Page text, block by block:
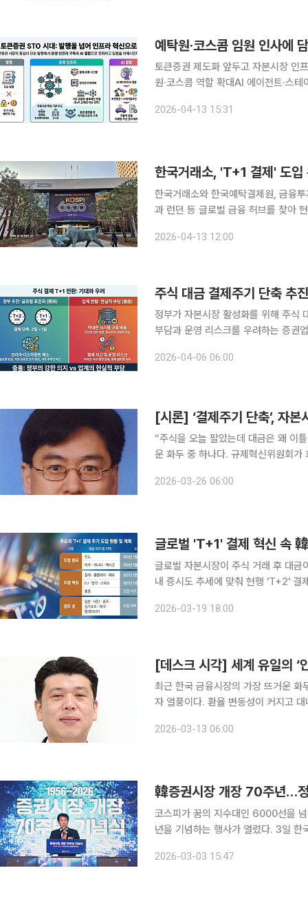
예탁원·코스콤 임원 인사에
토큰증권 제도화 앞두고 자본시장 인
원·코스콤 역할 확대AI 에이전트·스테이
쟁 축이 발행 자체보다 결제·유통·권
2026-04-13 15:31
한국거래소, 'T+1 결제' 도입
한국거래소와 한국예탁결제원, 금융
과 런던 등 글로벌 금융 허브를 찾아 현지 실사에 나선다. 13일 한
2026-04-13 12:00
주식 대금 결제주기 단축 추
정부가 자본시장 활성화를 위해 주식
부담과 운영 리스크를 우려하는 증권업계는
주식 거래 후 결제는 2 영업일 후 이
2026-04-06 06:00
[시론] ‘결제주기 단축’, 자
“주식을 오늘 팔았는데 대금은 왜 이
운 화두 중 하나다. 규제혁신위원회가
에 부합하려는 국가적 과제이자, 금융
2026-03-26 06:00
글로벌 'T+1' 결제 혁신 속
글로벌 자본시장이 주식 거래 후 대금
내 증시도 추세에 맞춰 현행 'T+2' 결
2026-03-19 18:00
[데스크 시각] 세계 유일의 ‘
최근 한국 금융시장의 가장 뜨거운 화
자 열풍이다. 환율 변동성이 커지고
에서 내국인의 해외 투자가 과거보다
2026-03-13 06:00
韓증권시장 개장 70주년…
코스피가 꿈의 지수대인 6000선을
년을 기념하는 행사가 열렸다. 3일 한국거래소는 서울 중구 롯데호텔에서 '증권시장 개장 70주년
2026-03-03 15:47